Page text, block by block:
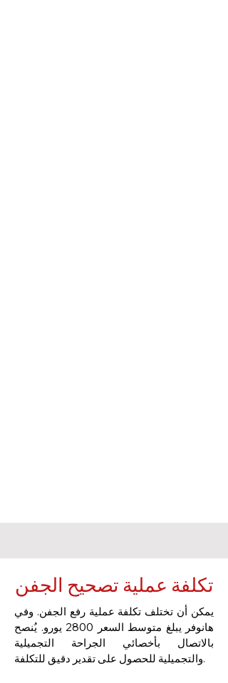
تكلفة عملية تصحيح الجفن
يمكن أن تختلف تكلفة عملية رفع الجفن. وفي
هانوفر يبلغ متوسط السعر 2800 يورو. يُنصح
بالاتصال بأخصائي الجراحة التجميلية
والتجميلية للحصول على تقدير دقيق للتكلفة.